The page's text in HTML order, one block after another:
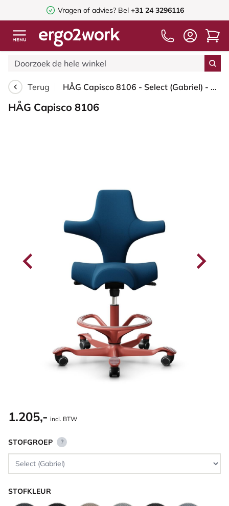
Vragen of advies? Bel +31 24 3296116
Terug HÅG Capisco 8106 - Select (Gabriel) - Wol / Polyamide - SC66071 - Navy blue - Framekleur - Blush Rose - Gasveer - 200 mm (Zithoogte 46-64cm) - Vloercontact - Zachte wielen t.b.v. harde vloeren - Voetenring - Ja, in framekleur - Voetster - Nee, voetster...
HÅG Capisco 8106
1.205,- incl. BTW
STOFGROEP ?
STOFKLEUR